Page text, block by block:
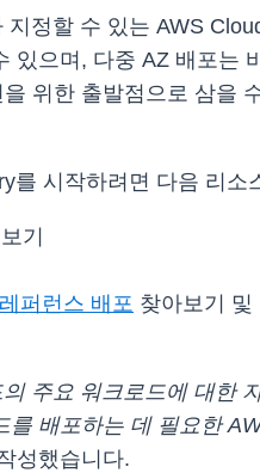
정할 수 있는 AWS
있으며, 다중 AZ 배포는
위한 출발점으로 삼을
를 시작하려면 다음 리소
보기
퍼런스 배포 찾아보기 및
주요 워크로드에 대한
를 배포하는 데 필요한
성했습니다.